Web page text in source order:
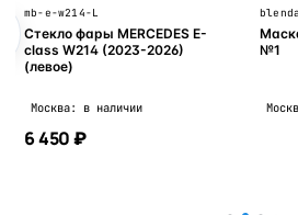
mb-e-w214-L
Стекло фары MERCEDES E-
class W214 (2023-2026)
(левое)
Москва: в наличии
6 450 ₽
№1